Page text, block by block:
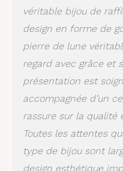
véritable bijou de
design en forme de
pierre de lune
regard avec grâce et
présentation est
accompagnée d’un
rassure sur la qualité
Toutes les attentes
type de bijou sont
design esthétique